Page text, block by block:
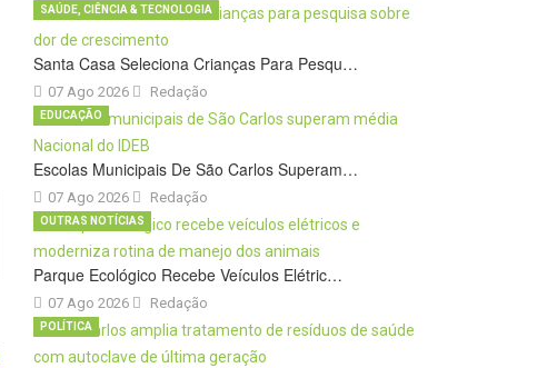
Santa Casa Seleciona Crianças Para Pesqu…
07 Ago 2026
SAÚDE, CIÊNCIA & TECNOLOGIA
Redação
Escolas Municipais De São Carlos Superam…
07 Ago 2026
EDUCAÇÃO
Redação
Parque Ecológico Recebe Veículos Elétric…
07 Ago 2026
OUTRAS NOTÍCIAS
Redação
POLÍTICA